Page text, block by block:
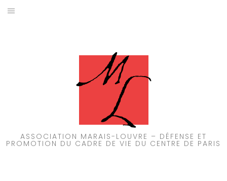
Aller
ASSOCIATION MARAIS-LOUVRE – DÉFENSE ET
PROMOTION DU CADRE DE VIE DU CENTRE DE PARIS